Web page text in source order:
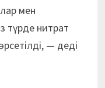
мен
түрде нитрат
— деді